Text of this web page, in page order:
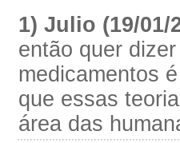
1) Julio (19/01/
então quer
medicamentos
que essas
área das